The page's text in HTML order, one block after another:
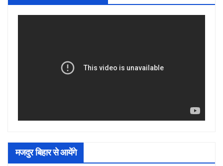
मजदुर बिहार से आयेंगे